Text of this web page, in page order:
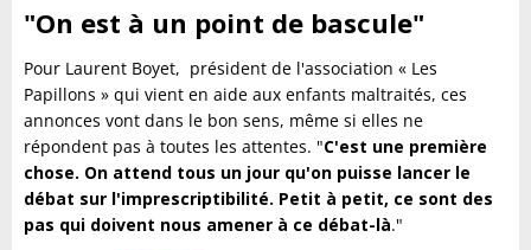
"On est à un point de bascule"
Pour Laurent Boyet, président de l'association « Les
Papillons » qui vient en aide aux enfants maltraités, ces
annonces vont dans le bon sens, même si elles ne
répondent pas à toutes les attentes. "C'est une première
chose. On attend tous un jour qu'on puisse lancer le
débat sur l'imprescriptibilité. Petit à petit, ce sont des
pas qui doivent nous amener à ce débat-là."